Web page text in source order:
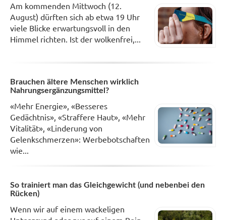
Am kommenden Mittwoch (12.
August) dürften sich ab etwa 19 Uhr
viele Blicke erwartungsvoll in den
Himmel richten. Ist der wolkenfrei,...
Brauchen ältere Menschen wirklich
Nahrungsergänzungsmittel?
«Mehr Energie», «Besseres
Gedächtnis», «Straffere Haut», «Mehr
Vitalität», «Linderung von
Gelenkschmerzen»: Werbebotschaften
wie...
So trainiert man das Gleichgewicht (und nebenbei den
Rücken)
Wenn wir auf einem wackeligen